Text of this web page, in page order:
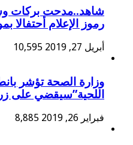
شاهد..مدحت بركات
رموز الإعلام أحتفالا
أبريل 27, 2019 10,595
وزارة الصحة تؤشر
اللحية”سيقضي على
فبراير 26, 2019 8,885